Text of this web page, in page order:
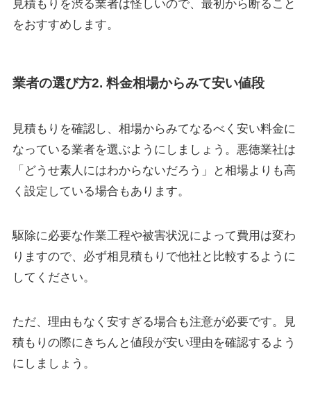
見積もりを渋る業者は怪しいので、最初から断ること
をおすすめします。
業者の選び方2. 料金相場からみて安い値段
見積もりを確認し、相場からみてなるべく安い料金に
なっている業者を選ぶようにしましょう。悪徳業社は
「どうせ素人にはわからないだろう」と相場よりも高
く設定している場合もあります。
駆除に必要な作業工程や被害状況によって費用は変わ
りますので、必ず相見積もりで他社と比較するように
してください。
ただ、理由もなく安すぎる場合も注意が必要です。見
積もりの際にきちんと値段が安い理由を確認するよう
にしましょう。